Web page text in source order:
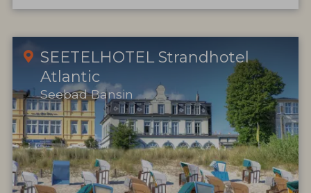
SEETELHOTEL Strandhotel
Atlantic
Seebad Bansin